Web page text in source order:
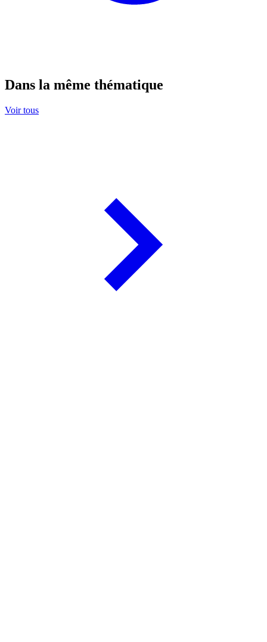
Dans la même thématique
Voir tous